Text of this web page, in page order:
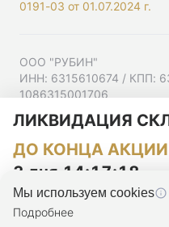
0191-03 от 01.07.2024 г.
ООО "РУБИН"
ИНН: 6315610674 / КПП:
1086315001706
Ульяновская ул, д. 52/
Согласие на рекламную
Политика
Мы используем cookies
Подробнее
ЛИКВИДАЦИЯ
ДО КОНЦА АКЦИИ
3 дня 14:17:17
Оставить